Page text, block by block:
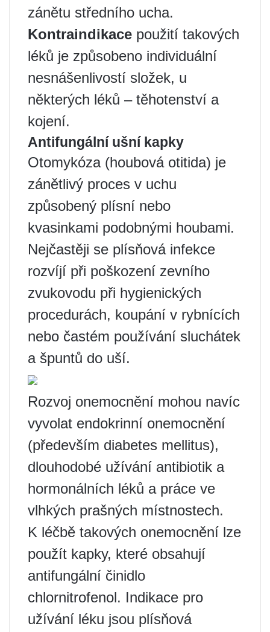
zánětu středního ucha.
Kontraindikace použití takových
léků je způsobeno individuální
nesnášenlivostí složek, u
některých léků – těhotenství a
kojení.
Antifungální ušní kapky
Otomykóza (houbová otitida) je
zánětlivý proces v uchu
způsobený plísní nebo
kvasinkami podobnými houbami.
Nejčastěji se plísňová infekce
rozvíjí při poškození zevního
zvukovodu při hygienických
procedurách, koupání v rybnících
nebo častém používání sluchátek
a špuntů do uší.
Rozvoj onemocnění mohou navíc
vyvolat endokrinní onemocnění
(především diabetes mellitus),
dlouhodobé užívání antibiotik a
hormonálních léků a práce ve
vlhkých prašných místnostech.
K léčbě takových onemocnění lze
použít kapky, které obsahují
antifungální činidlo
chlornitrofenol. Indikace pro
užívání léku jsou plísňová